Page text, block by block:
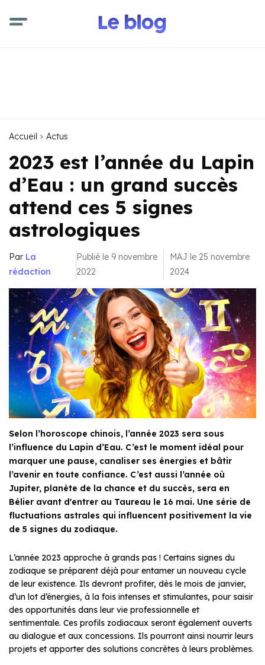
Accueil Actus
2023 est l’année du Lapin
d’Eau : un grand succès
attend ces 5 signes
astrologiques
Par La
rédaction
Publié le 9 novembre
2022
MAJ le 25 novembre
2024
Selon l’horoscope chinois, l’année 2023 sera sous
l’influence du Lapin d’Eau. C’est le moment idéal pour
marquer une pause, canaliser ses énergies et bâtir
l’avenir en toute confiance. C’est aussi l’année où
Jupiter, planète de la chance et du succès, sera en
Bélier avant d'entrer au Taureau le 16 mai. Une série de
fluctuations astrales qui influencent positivement la vie
de 5 signes du zodiaque.
L’année 2023 approche à grands pas ! Certains signes du
zodiaque se préparent déjà pour entamer un nouveau cycle
de leur existence. Ils devront profiter, dès le mois de janvier,
d’un lot d’énergies, à la fois intenses et stimulantes, pour saisir
des opportunités dans leur vie professionnelle et
sentimentale. Ces profils zodiacaux seront également ouverts
au dialogue et aux concessions. Ils pourront ainsi nourrir leurs
projets et apporter des solutions concrètes à leurs problèmes.